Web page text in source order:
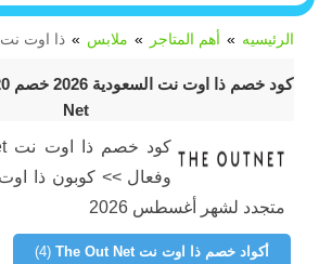
الرئيسيه أهم المتاجر ملابس ذا اوت نت The Out Net
Net
متجدد لشهر أغسطس 2026
أكواد خصم ذا اوت نت The Out Net (4)